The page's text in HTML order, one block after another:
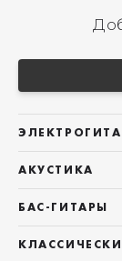
Telecaster
Les Paul
АКУСТИКА
Фолки (ОМ,
БАС-ГИТАРЫ